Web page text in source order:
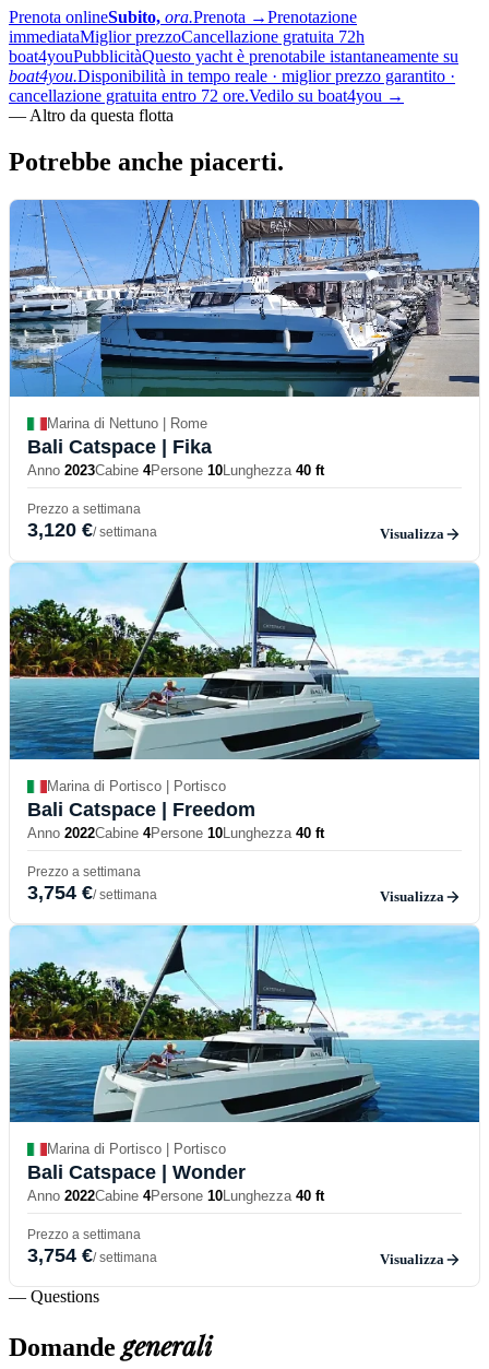
Prenota onlineSubito, ora.Prenota →Prenotazione
immediataMiglior prezzoCancellazione gratuita 72h
boat4youPubblicitàQuesto yacht è prenotabile istantaneamente su
boat4you.Disponibilità in tempo reale · miglior prezzo garantito ·
cancellazione gratuita entro 72 ore.Vedilo su boat4you →
— Altro da questa flotta
Potrebbe anche piacerti.
Marina di Nettuno | Rome
Bali Catspace | Fika
Anno 2023Cabine 4Persone 10Lunghezza 40 ft
Prezzo a settimana
3,120 €/ settimana Visualizza
Marina di Portisco | Portisco
Bali Catspace | Freedom
Anno 2022Cabine 4Persone 10Lunghezza 40 ft
Prezzo a settimana
3,754 €/ settimana Visualizza
Marina di Portisco | Portisco
Bali Catspace | Wonder
Anno 2022Cabine 4Persone 10Lunghezza 40 ft
Prezzo a settimana
3,754 €/ settimana Visualizza
— Questions
Domandegenerali